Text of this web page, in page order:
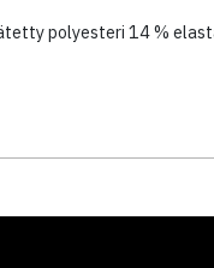
polyesteri 14 %